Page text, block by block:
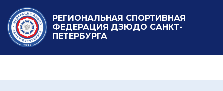
РЕГИОНАЛЬНАЯ СПОРТИВНАЯ
ФЕДЕРАЦИЯ ДЗЮДО САНКТ-
ПЕТЕРБУРГА